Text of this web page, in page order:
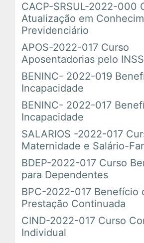
CACP-SRSUL-2022-000
Atualização em
Previdenciário
APOS-2022-017 Curso
Aposentadorias pelo INSS
BENINC- 2022-019
Incapacidade
BENINC- 2022-017
Incapacidade
SALARIOS -2022-017
Maternidade e Salário-
BDEP-2022-017 Curso
para Dependentes
BPC-2022-017 Benefício
Prestação Continuada
CIND-2022-017 Curso
Individual